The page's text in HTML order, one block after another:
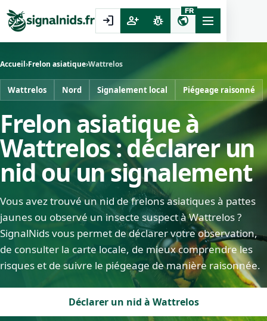
login person_add pest_control public
FR
Accueil›Frelon asiatique›Wattrelos
Wattrelos Nord Signalement local Piégeage raisonné
Frelon asiatique à
Wattrelos : déclarer un
nid ou un signalement
Vous avez trouvé un nid de frelons asiatiques à pattes
jaunes ou observé un insecte suspect à Wattrelos ?
SignalNids vous permet de déclarer votre observation,
de consulter la carte locale, de mieux comprendre les
risques et de suivre le piégeage de manière raisonnée.
Déclarer un nid à Wattrelos